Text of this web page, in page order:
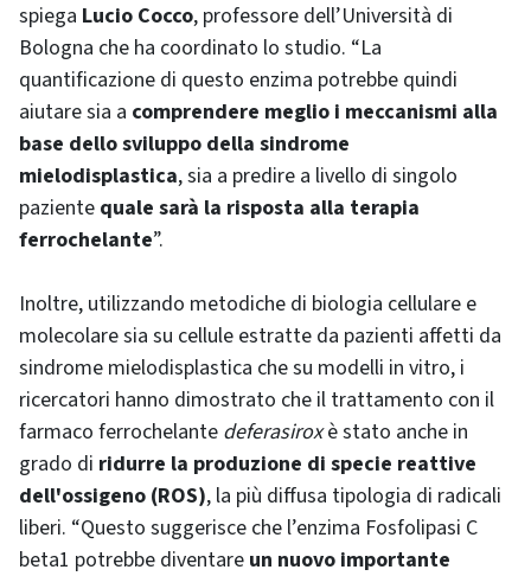
spiega Lucio Cocco, professore dell’Università di
Bologna che ha coordinato lo studio. “La
quantificazione di questo enzima potrebbe quindi
aiutare sia a comprendere meglio i meccanismi alla
base dello sviluppo della sindrome
mielodisplastica, sia a predire a livello di singolo
paziente quale sarà la risposta alla terapia
ferrochelante”.
Inoltre, utilizzando metodiche di biologia cellulare e
molecolare sia su cellule estratte da pazienti affetti da
sindrome mielodisplastica che su modelli in vitro, i
ricercatori hanno dimostrato che il trattamento con il
farmaco ferrochelante deferasirox è stato anche in
grado di ridurre la produzione di specie reattive
dell'ossigeno (ROS), la più diffusa tipologia di radicali
liberi. “Questo suggerisce che l’enzima Fosfolipasi C
beta1 potrebbe diventare un nuovo importante